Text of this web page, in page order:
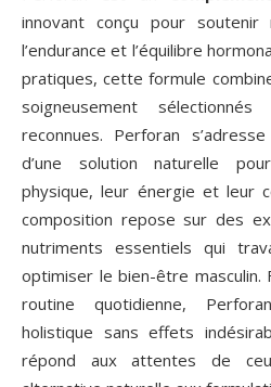
innovant conçu pour soutenir
l’endurance et l’équilibre
pratiques, cette formule
soigneusement
reconnues. Perforan
d’une solution naturelle
physique, leur énergie et leur
composition repose sur des
nutriments essentiels qui
optimiser le bien-être masculin.
routine quotidienne,
holistique sans effets
répond aux attentes de